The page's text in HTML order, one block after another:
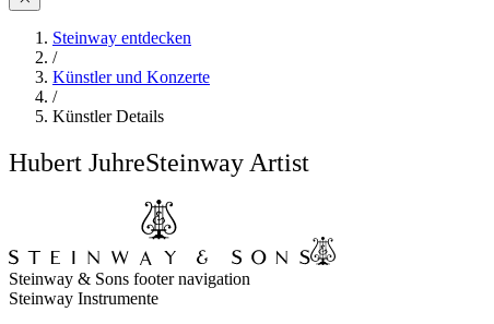
Steinway entdecken
/
Künstler und Konzerte
/
Künstler Details
Hubert JuhreSteinway Artist
Steinway & Sons footer navigation
Steinway Instrumente